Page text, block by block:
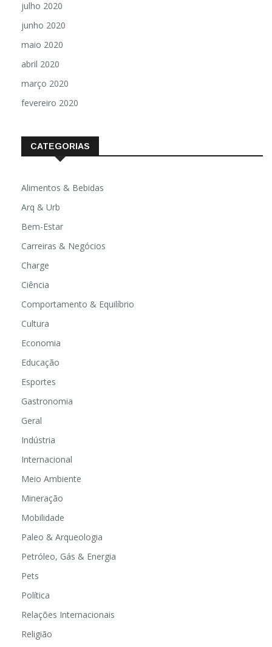
julho 2020
junho 2020
maio 2020
abril 2020
março 2020
fevereiro 2020
CATEGORIAS
Alimentos & Bebidas
Arq & Urb
Bem-Estar
Carreiras & Negócios
Charge
Ciência
Comportamento & Equilíbrio
Cultura
Economia
Educação
Esportes
Gastronomia
Geral
Indústria
Internacional
Meio Ambiente
Mineração
Mobilidade
Paleo & Arqueologia
Petróleo, Gás & Energia
Pets
Política
Relações Internacionais
Religião